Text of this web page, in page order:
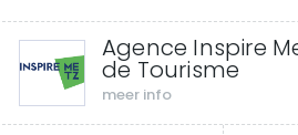
Agence Inspire
de Tourisme
meer info